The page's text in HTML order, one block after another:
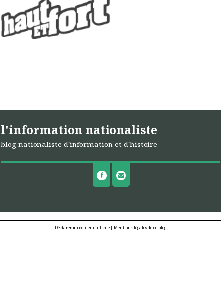
l'information nationaliste
blog nationaliste d'information et d'histoire
Déclarer un contenu illicite | Mentions légales de ce blog